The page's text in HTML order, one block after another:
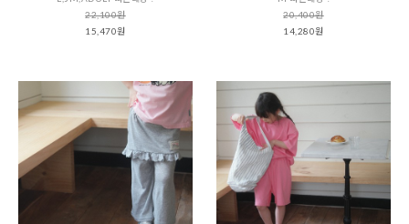
22,100원
15,470원
20,400원
14,280원